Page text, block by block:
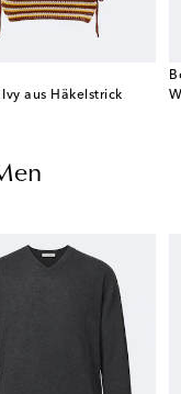
aus Häkelstrick